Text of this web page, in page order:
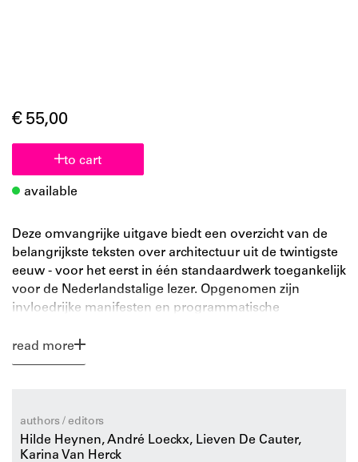
€ 55,00
to cart
available
Deze omvangrijke uitgave biedt een overzicht van de
belangrijkste teksten over architectuur uit de twintigste
eeuw - voor het eerst in één standaardwerk toegankelijk
voor de Nederlandstalige lezer. Opgenomen zijn
invloedrijke manifesten en programmatische
specifieke architectuuropvatting, maar ook theoretische
teksten die in meer algemene zin de rol en betekenis
alleen beroemde architecten als Sullivan, Loos, Le
Corbusier, Mies van der Rohe, Rossi, Tschumi,
Eisenman en Koolhaas, maar ook minder bekende
read more
authors / editors
Hilde Heynen, André Loeckx, Lieven De Cauter,
Karina Van Herck